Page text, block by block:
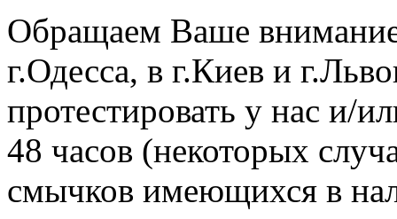
Обращаем Ваше
г.Одесса, в г.Киев и
протестировать у нас и/
48 часов (некоторых
смычков имеющихся в